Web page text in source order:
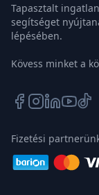
Tapasztalt
segítséget
lépésében.
Kövess minket a
Fizetési